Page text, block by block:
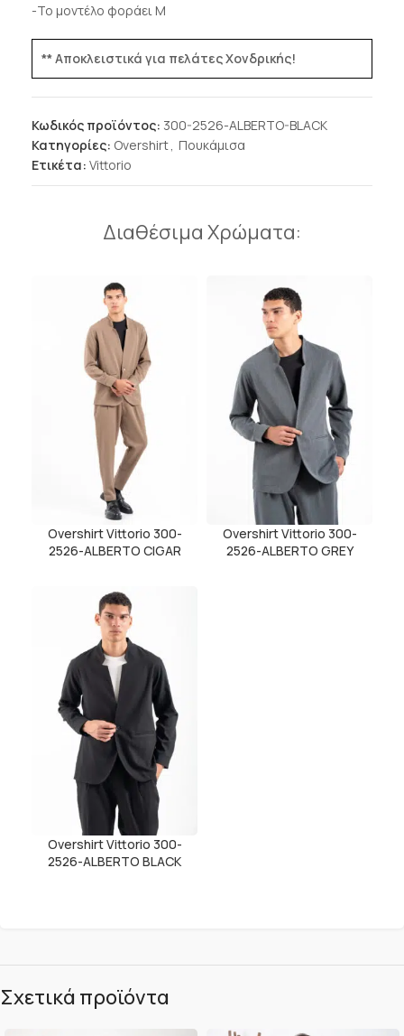
-Το μοντέλο φοράει M
** Αποκλειστικά για πελάτες Χονδρικής!
Κωδικός προϊόντος: 300-2526-ALBERTO-BLACK
Κατηγορίες: Overshirt, Πουκάμισα
Ετικέτα: Vittorio
Διαθέσιμα Χρώματα:
Overshirt Vittorio 300-
2526-ALBERTO CIGAR
Overshirt Vittorio 300-
2526-ALBERTO GREY
Overshirt Vittorio 300-
2526-ALBERTO BLACK
Σχετικά προϊόντα